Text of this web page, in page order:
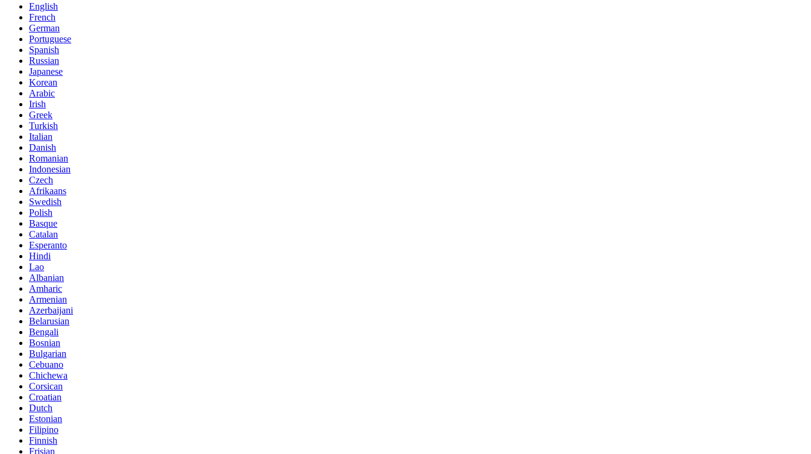
English
French
German
Portuguese
Spanish
Russian
Japanese
Korean
Arabic
Irish
Greek
Turkish
Italian
Danish
Romanian
Indonesian
Czech
Afrikaans
Swedish
Polish
Basque
Catalan
Esperanto
Hindi
Lao
Albanian
Amharic
Armenian
Azerbaijani
Belarusian
Bengali
Bosnian
Bulgarian
Cebuano
Chichewa
Corsican
Croatian
Dutch
Estonian
Filipino
Finnish
Frisian